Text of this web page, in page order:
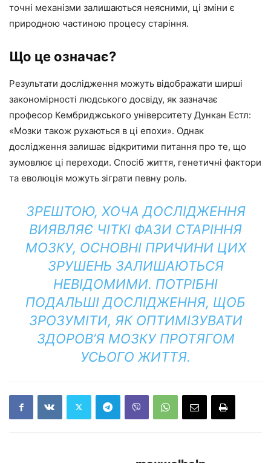
точні механізми залишаються неясними, ці зміни є
природною частиною процесу старіння.
Що це означає?
Результати дослідження можуть відображати ширші
закономірності людського досвіду, як зазначає
професор Кембриджського університету Дункан Естл:
«Мозки також рухаються в ці епохи». Однак
дослідження залишає відкритими питання про те, що
зумовлює ці переходи. Спосіб життя, генетичні фактори
та еволюція можуть зіграти певну роль.
ЗРЕШТОЮ, ХОЧА ДОСЛІДЖЕННЯ
ВИЯВЛЯЄ ЧІТКІ ФАЗИ СТАРІННЯ
МОЗКУ, ОСНОВНІ ПРИЧИНИ ЦИХ
ЗРУШЕНЬ ЗАЛИШАЮТЬСЯ
НЕВІДОМИМИ. ПОТРІБНІ
ПОДАЛЬШІ ДОСЛІДЖЕННЯ, ЩОБ
ЗРОЗУМІТИ, ЯК ОПТИМІЗУВАТИ
ЗДОРОВ’Я МОЗКУ ПРОТЯГОМ
УСЬОГО ЖИТТЯ.